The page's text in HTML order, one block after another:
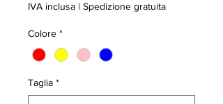
IVA inclusa | Spedizione gratuita
Colore *
Taglia *